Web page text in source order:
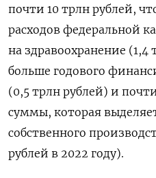
почти 10 трлн рублей,
расходов федеральной
на здравоохранение (1,4
больше годового
(0,5 трлн рублей) и
суммы, которая
собственного
рублей в 2022 году).